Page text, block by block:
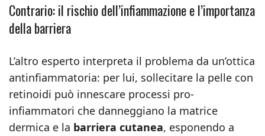
Contrario: il rischio dell’infiammazione e l’importanza
della barriera
L’altro esperto interpreta il problema da un’ottica
antinfiammatoria: per lui, sollecitare la pelle con
retinoidi può innescare processi pro-
infiammatori che danneggiano la matrice
dermica e la barriera cutanea, esponendo a